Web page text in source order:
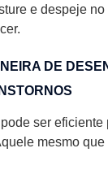
e despeje
DE
ser eficiente
mesmo